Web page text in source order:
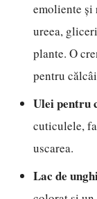
emoliente și
ureea,
plante. O
pentru
Ulei pentru
cuticulele,
uscarea.
Lac de